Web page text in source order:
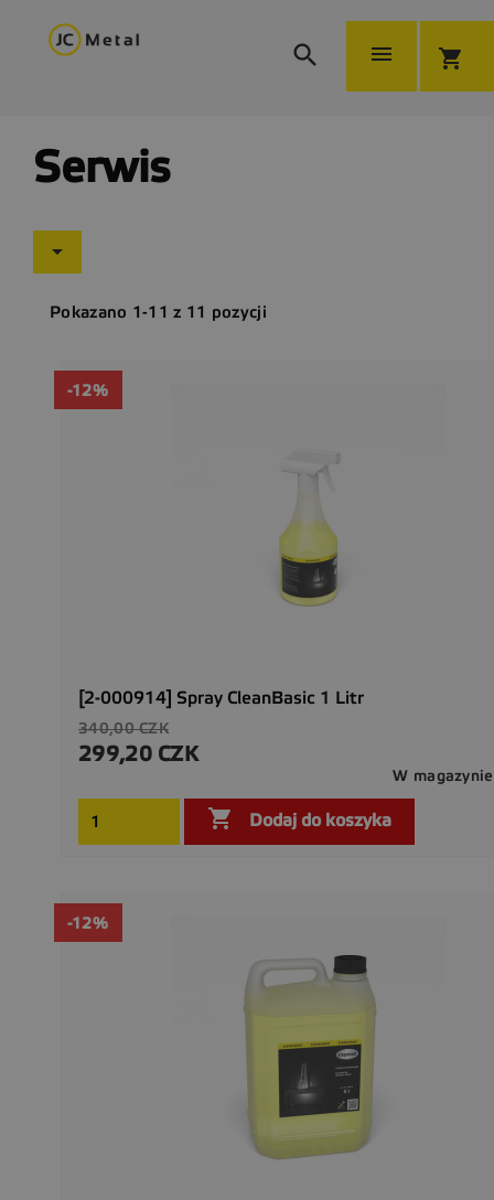
  shopping_cart
Serwis

Pokazano 1-11 z 11 pozycji
[2-000914] Spray CleanBasic 1 Litr
Cena
podstawowa
340,00 CZK
-12%
Cena
299,20 CZK
W magazynie
 Dodaj do koszyka
-12%